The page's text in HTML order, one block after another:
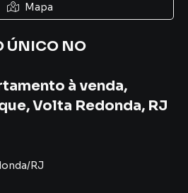
Mapa
ÚNICO NO
à venda,
Volta Redonda, RJ
/RJ